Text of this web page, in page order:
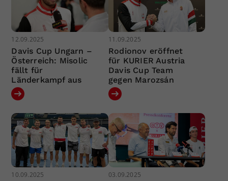
12.09.2025
Davis Cup Ungarn –
Österreich: Misolic
fällt für
Länderkampf aus
11.09.2025
Rodionov eröffnet
für KURIER Austria
Davis Cup Team
gegen Marozsán
10.09.2025 03.09.2025